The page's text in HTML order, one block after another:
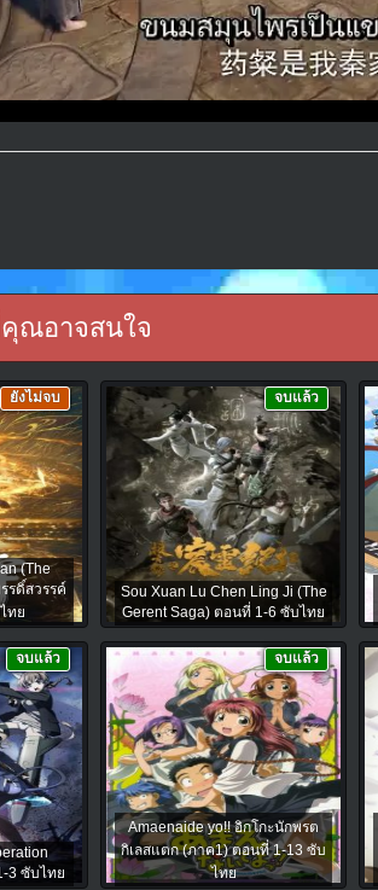
คุณอาจสนใจ
(The
รดิ์สวรรค์
ทย
ยังไม่จบ
Sou Xuan Lu Chen Ling Ji (The
Gerent Saga) ตอนที่ 1-6 ซับไทย
จบแล้ว
3 ซับไทย
จบแล้ว
Amaenaide yo!! อิกโกะนักพรต
กิเลสแตก (ภาค1) ตอนที่ 1-13 ซับ
ไทย
จบแล้ว